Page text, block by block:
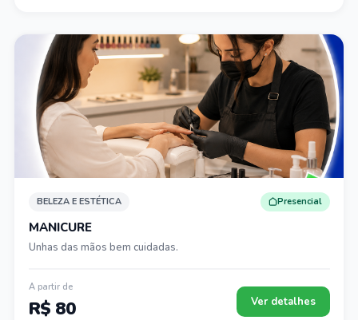
BELEZA E ESTÉTICA Presencial
MANICURE
Unhas das mãos bem cuidadas.
A partir de
R$ 80 Ver detalhes